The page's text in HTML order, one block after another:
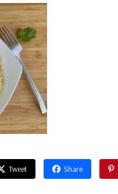
Tweet Share